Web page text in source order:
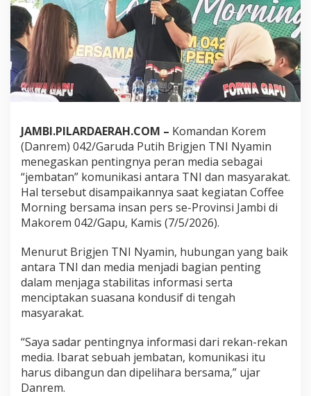
n
r
e
m
0
4
2
/
G
p
B
a
n
g
u
“
e
m
b
t
”
K
m
JAMBI.PILARDAERAH.COM – Komandan Korem
(Danrem) 042/Garuda Putih Brigjen TNI Nyamin
menegaskan pentingnya peran media sebagai
“jembatan” komunikasi antara TNI dan masyarakat.
Hal tersebut disampaikannya saat kegiatan Coffee
Morning bersama insan pers se-Provinsi Jambi di
Makorem 042/Gapu, Kamis (7/5/2026).
Menurut Brigjen TNI Nyamin, hubungan yang baik
antara TNI dan media menjadi bagian penting
dalam menjaga stabilitas informasi serta
menciptakan suasana kondusif di tengah
masyarakat.
“Saya sadar pentingnya informasi dari rekan-rekan
media. Ibarat sebuah jembatan, komunikasi itu
harus dibangun dan dipelihara bersama,” ujar
Danrem.